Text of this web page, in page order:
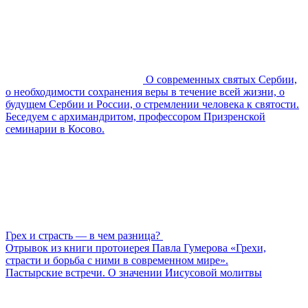
О современных святых Сербии,
о необходимости сохранения веры в течение всей жизни, о
будущем Сербии и России, о стремлении человека к святости.
Беседуем с архимандритом, профессором Призренской
семинарии в Косово.
Грех и страсть — в чем разница?
Отрывок из книги протоиерея Павла Гумерова «Грехи,
страсти и борьба с ними в современном мире».
Пастырские встречи. О значении Иисусовой молитвы